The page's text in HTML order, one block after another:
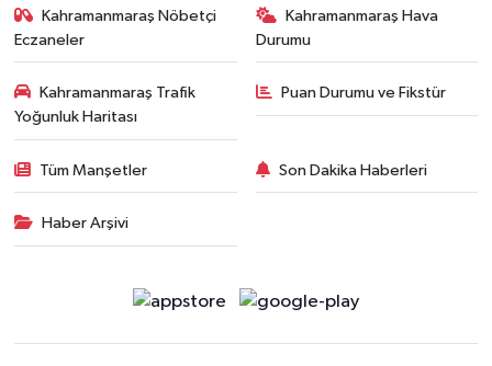
Kahramanmaraş Nöbetçi
Eczaneler
Kahramanmaraş Hava
Durumu
Kahramanmaraş Trafik
Yoğunluk Haritası
Puan Durumu ve Fikstür
Tüm Manşetler Son Dakika Haberleri
Haber Arşivi